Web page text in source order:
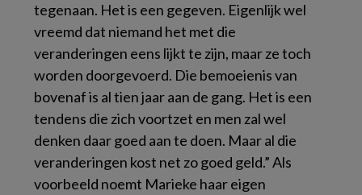
tegenaan. Het is een gegeven. Eigenlijk wel
vreemd dat niemand het met die
veranderingen eens lijkt te zijn, maar ze toch
worden doorgevoerd. Die bemoeienis van
bovenaf is al tien jaar aan de gang. Het is een
tendens die zich voortzet en men zal wel
denken daar goed aan te doen. Maar al die
veranderingen kost net zo goed geld.” Als
voorbeeld noemt Marieke haar eigen